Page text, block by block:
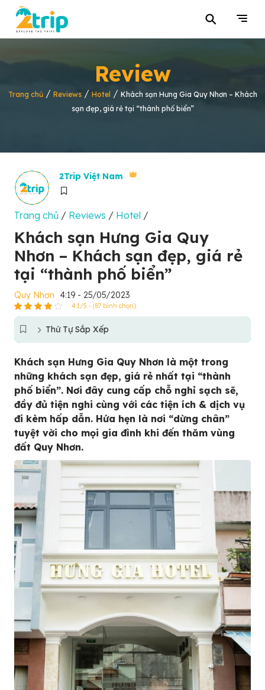
⚲
Review
Trang chủ/ Reviews/ Hotel / Khách sạn Hưng Gia Quy Nhơn – Khách
sạn đẹp, giá rẻ tại “thành phố biển”
2Trip Việt Nam
Trang chủ / Reviews / Hotel /
Khách sạn Hưng Gia Quy
Nhơn – Khách sạn đẹp, giá rẻ
tại “thành phố biển”
Quy Nhơn 4:19 - 25/05/2023
4.1/5 - (87 bình chọn)
Thứ Tự Sắp Xếp
Khách sạn Hưng Gia Quy Nhơn là một trong
những khách sạn đẹp, giá rẻ nhất tại “thành
phố biển”. Nơi đây cung cấp chỗ nghỉ sạch sẽ,
đầy đủ tiện nghi cùng với các tiện ích & dịch vụ
đi kèm hấp dẫn. Hứa hẹn là nơi “dừng chân”
tuyệt vời cho mọi gia đình khi đến thăm vùng
đất Quy Nhơn.